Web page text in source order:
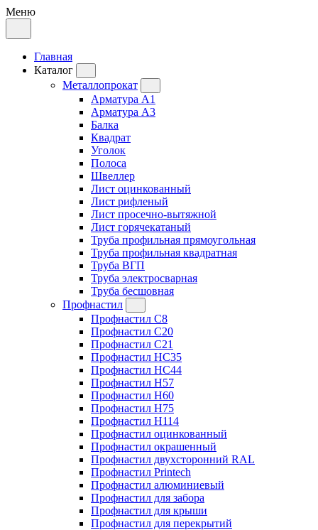
Меню
Главная
Каталог
Металлопрокат
Арматура А1
Арматура А3
Балка
Квадрат
Уголок
Полоса
Швеллер
Лист оцинкованный
Лист рифленый
Лист просечно-вытяжной
Лист горячекатаный
Труба профильная прямоугольная
Труба профильная квадратная
Труба ВГП
Труба электросварная
Труба бесшовная
Профнастил
Профнастил C8
Профнастил C20
Профнастил C21
Профнастил HC35
Профнастил HC44
Профнастил H57
Профнастил H60
Профнастил H75
Профнастил H114
Профнастил оцинкованный
Профнастил окрашенный
Профнастил двухсторонний RAL
Профнастил Printech
Профнастил алюминиевый
Профнастил для забора
Профнастил для крыши
Профнастил для перекрытий